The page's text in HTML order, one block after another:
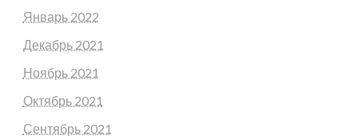
Январь 2022
Декабрь 2021
Ноябрь 2021
Октябрь 2021
Сентябрь 2021